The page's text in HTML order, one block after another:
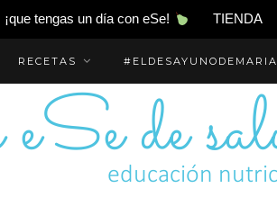
¡que tengas un día con eSe! TIENDA
RECETAS #ELDESAYUNODEMARIA